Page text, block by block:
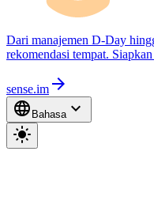
Dari manajemen D-Day
rekomendasi tempat.
sense.im arrow_forward
language Bahasa expand_more
light_mode